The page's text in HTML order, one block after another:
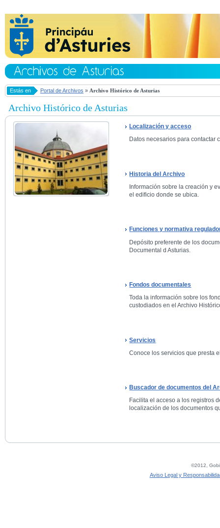
Estás en Portal de Archivos » Archivo Histórico de Asturias
Archivo Histórico de Asturias
Localización y acceso
Datos necesarios para contactar
Historia del Archivo
Información sobre la creación y
el edificio donde se ubica.
Funciones y normativa
Depósito preferente de los
Documental d Asturias.
Fondos documentales
Toda la información sobre los
custodiados en el Archivo
Servicios
Conoce los servicios que presta
Buscador de documentos del
Facilita el acceso a los registros
localización de los documentos
©2012,
Aviso Legal y